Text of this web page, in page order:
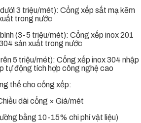
3 triệu/mét): Cổng xếp sắt mạ kẽm
trong nước
(3-5 triệu/mét): Cổng xếp inox 201
sản xuất trong nước
5 triệu/mét): Cổng xếp inox 304 nhập
tự động tích hợp công nghệ cao
thể cho cổng xếp:
dài cổng × Giá/mét
bằng 10-15% chi phí vật liệu)